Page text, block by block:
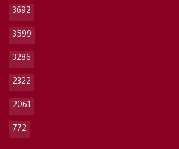
3692
3599
3286
2322
2061
772